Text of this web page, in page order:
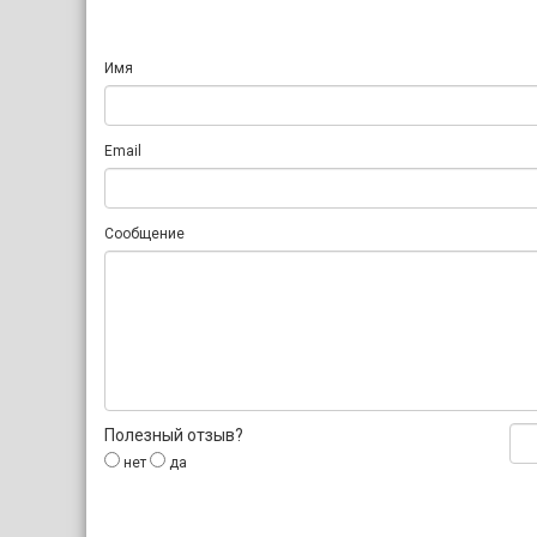
Имя
Email
Сообщение
Полезный отзыв?
нет да